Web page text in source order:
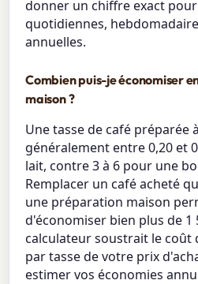
donner un chiffre exact
quotidiennes,
annuelles.
Combien puis-je économiser
maison ?
Une tasse de café préparée
généralement entre 0,20 et
lait, contre 3 à 6 pour une
Remplacer un café acheté
une préparation maison
d'économiser bien plus de 1
calculateur soustrait le coût
par tasse de votre prix
estimer vos économies